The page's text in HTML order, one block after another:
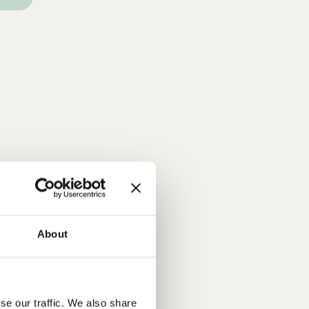
About
our traffic. We also share